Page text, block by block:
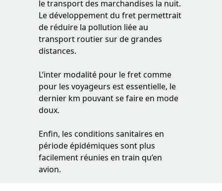
le transport des marchandises la nuit.
Le développement du fret permettrait
de réduire la pollution liée au
transport routier sur de grandes
distances.
L’inter modalité pour le fret comme
pour les voyageurs est essentielle, le
dernier km pouvant se faire en mode
doux.
Enfin, les conditions sanitaires en
période épidémiques sont plus
facilement réunies en train qu’en
avion.